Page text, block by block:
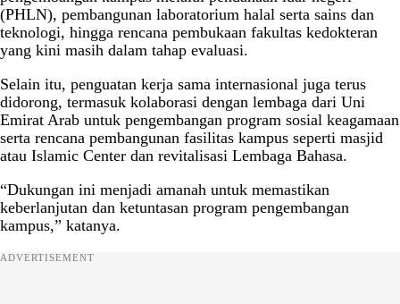
(PHLN), pembangunan laboratorium halal serta sains dan
teknologi, hingga rencana pembukaan fakultas kedokteran
yang kini masih dalam tahap evaluasi.
Selain itu, penguatan kerja sama internasional juga terus
didorong, termasuk kolaborasi dengan lembaga dari Uni
Emirat Arab untuk pengembangan program sosial keagamaan
serta rencana pembangunan fasilitas kampus seperti masjid
atau Islamic Center dan revitalisasi Lembaga Bahasa.
“Dukungan ini menjadi amanah untuk memastikan
keberlanjutan dan ketuntasan program pengembangan
kampus,” katanya.
ADVERTISEMENT